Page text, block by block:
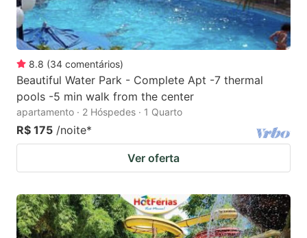
8.8 (34 comentários)
Beautiful Water Park - Complete Apt -7 thermal
pools -5 min walk from the center
apartamento · 2 Hóspedes · 1 Quarto
R$ 175 /noite*
Ver oferta